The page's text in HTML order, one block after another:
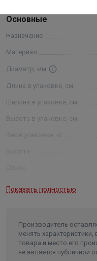
Основные
Назначение
Материал
Диаметр, мм
Длина в упаковке, см.
Ширина в упаковке, см.
Высота в упаковке, см.
Показать полностью
Производитель
менять
товара и место его
не является публичной